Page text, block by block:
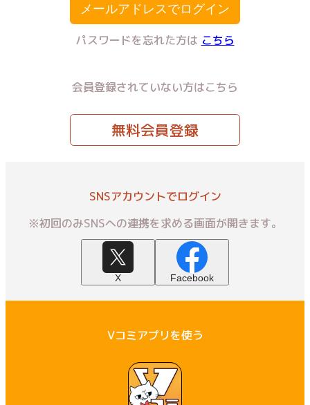
メールアドレスでログイン
パスワードを忘れた方は こちら
会員登録されていない方はこちら
無料会員登録
SNSアカウントでログイン
※初回のみSNSへの連携を求める画面が開きます。
X Facebook
Vコミアプリを使う